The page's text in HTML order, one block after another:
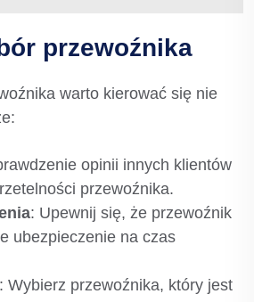
przewoźnika
warto kierować się nie
opinii innych klientów
przewoźnika.
: Upewnij się, że przewoźnik
ubezpieczenie na czas
: Wybierz przewoźnika, który jest